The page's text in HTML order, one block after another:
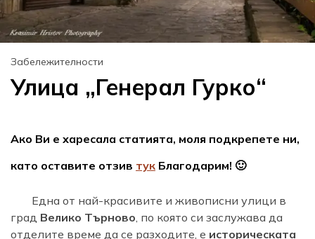
Забележителности
Улица „Генерал Гурко“
Ако Ви е харесала статията, моля подкрепете ни,
като оставите отзив тук Благодарим! 🙂
Една от най-красивите и живописни улици в
град Велико Търново, по която си заслужава да
отделите време да се разходите, е историческата